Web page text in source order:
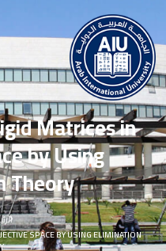
Matrices in
by Using
Theory
SPACE BY USING ELIMINATION